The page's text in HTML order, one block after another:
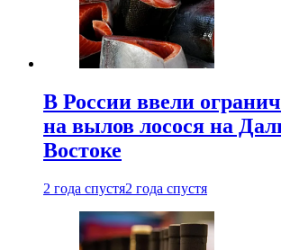
В России ввели
на вылов лосося на
Востоке
2 года спустя2 года спустя